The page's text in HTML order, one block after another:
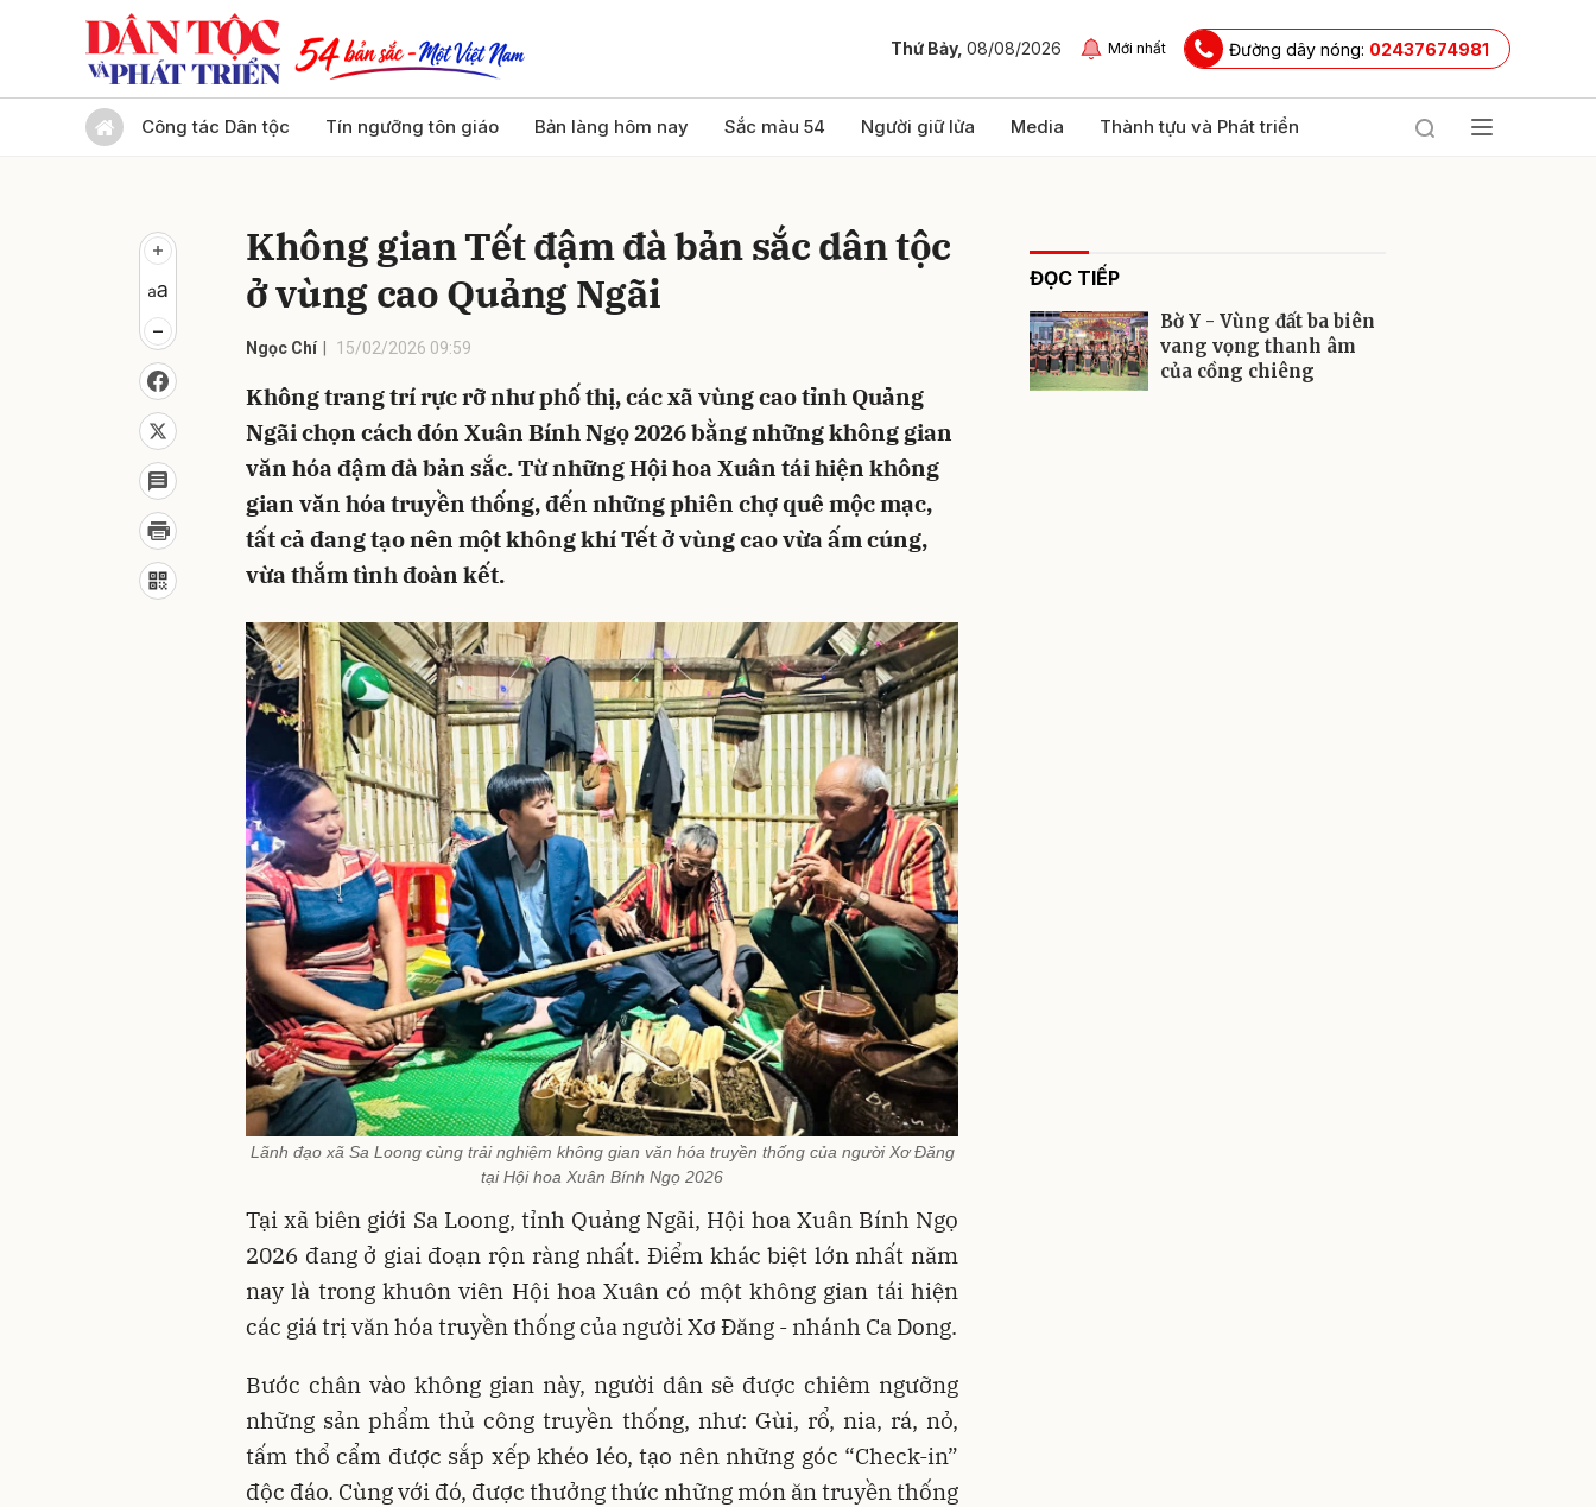
Thứ Bảy, 08/08/2026 Mới nhất Đường dây nóng: 02437674981
Công tác Dân tộc Tín ngưỡng tôn giáo Bản làng hôm nay Sắc màu 54 Người giữ lửa Media Thành tựu và Phát triển
Không gian Tết đậm đà bản sắc dân tộc
ở vùng cao Quảng Ngãi
Ngọc Chí 15/02/2026 09:59
Không trang trí rực rỡ như phố thị, các xã vùng cao tỉnh Quảng
Ngãi chọn cách đón Xuân Bính Ngọ 2026 bằng những không gian
văn hóa đậm đà bản sắc. Từ những Hội hoa Xuân tái hiện không
gian văn hóa truyền thống, đến những phiên chợ quê mộc mạc,
tất cả đang tạo nên một không khí Tết ở vùng cao vừa ấm cúng,
vừa thắm tình đoàn kết.
Lãnh đạo xã Sa Loong cùng trải nghiệm không gian văn hóa truyền thống của người Xơ Đăng
tại Hội hoa Xuân Bính Ngọ 2026
Tại xã biên giới Sa Loong, tỉnh Quảng Ngãi, Hội hoa Xuân Bính Ngọ
2026 đang ở giai đoạn rộn ràng nhất. Điểm khác biệt lớn nhất năm
nay là trong khuôn viên Hội hoa Xuân có một không gian tái hiện
các giá trị văn hóa truyền thống của người Xơ Đăng - nhánh Ca Dong.
Bước chân vào không gian này, người dân sẽ được chiêm ngưỡng
những sản phẩm thủ công truyền thống, như: Gùi, rổ, nia, rá, nỏ,
tấm thổ cẩm được sắp xếp khéo léo, tạo nên những góc “Check-in”
độc đáo. Cùng với đó, được thưởng thức những món ăn truyền thống
ĐỌC TIẾP
Bờ Y - Vùng đất ba biên
vang vọng thanh âm
của cồng chiêng
Gửi bình luận
Gửi